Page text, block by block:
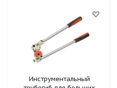
Инструментальный